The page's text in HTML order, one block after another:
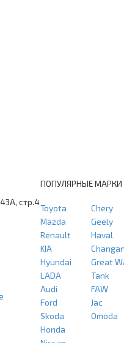
стр.4
ПОПУЛЯРНЫЕ МАРКИ
Toyota
Mazda
Renault
KIA
Hyundai
LADA
Audi
Ford
Skoda
Honda
Chery
Geely
Haval
Changan
Great
Tank
FAW
Jac
Omoda